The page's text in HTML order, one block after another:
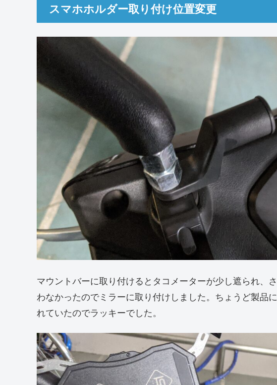
スマホホルダー取り付け位置変更
マウントバーに取り付けるとタコメーターが少し遮られ、
わなかったのでミラーに取り付けしました。ちょうど製品
れていたのでラッキーでした。